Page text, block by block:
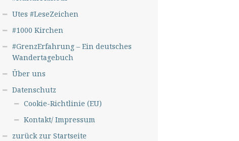
Utes #LeseZeichen
#1000 Kirchen
#GrenzErfahrung – Ein deutsches
Wandertagebuch
Über uns
Datenschutz
Cookie-Richtlinie (EU)
Kontakt/ Impressum
zurück zur Startseite